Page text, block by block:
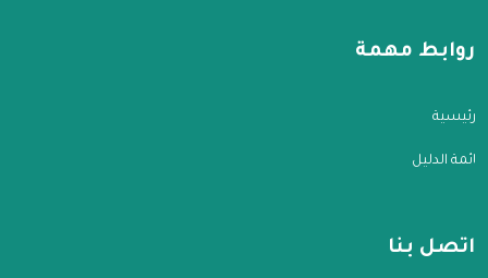
روابط مهمة
الرئيسية
قائمة الدليل
اتصل بنا